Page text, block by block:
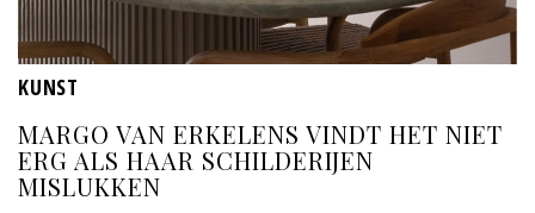
KUNST
MARGO VAN ERKELENS VINDT HET NIET
ERG ALS HAAR SCHILDERIJEN
MISLUKKEN